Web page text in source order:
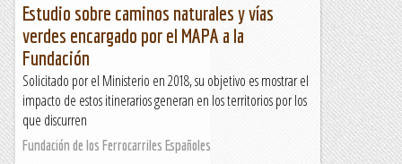
Estudio sobre caminos naturales y vías
verdes encargado por el MAPA a la
Fundación
Solicitado por el Ministerio en 2018, su objetivo es mostrar el
impacto de estos itinerarios generan en los territorios por los
que discurren
Fundación de los Ferrocarriles Españoles